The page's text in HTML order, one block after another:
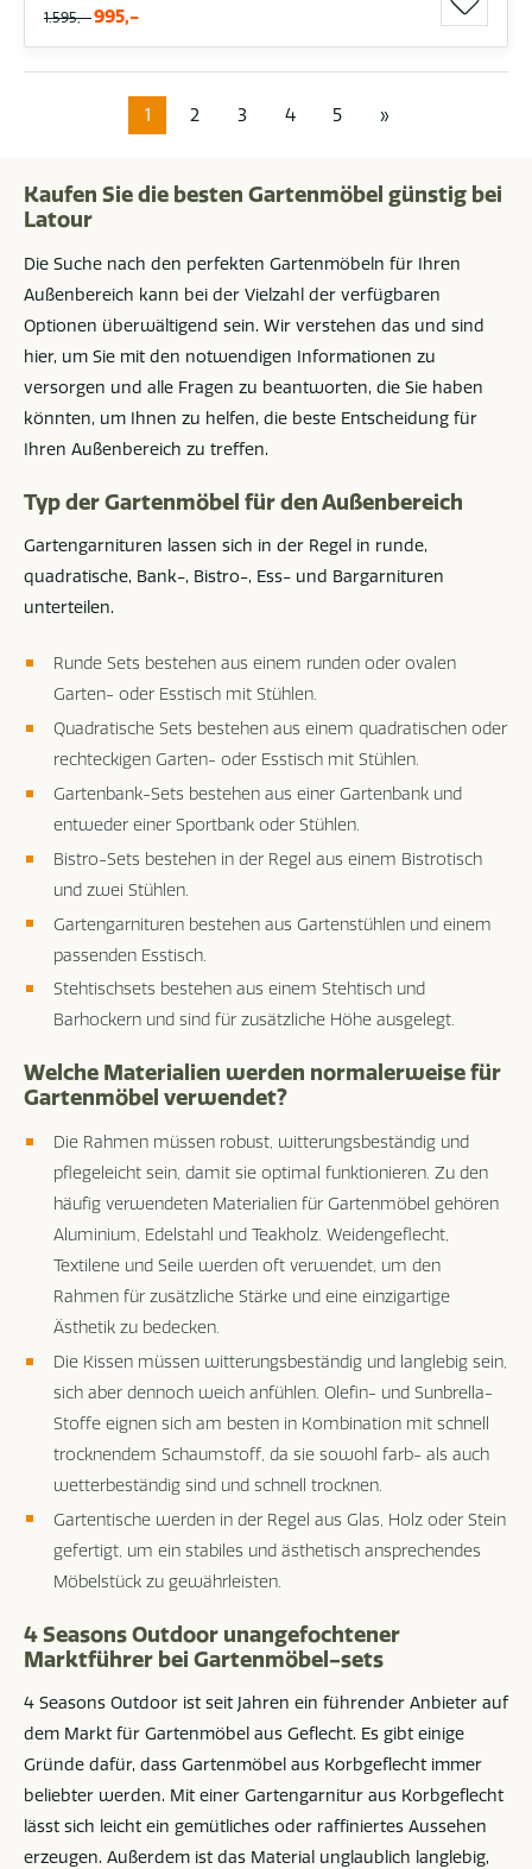
1.595,- 995,-
1 2 3 4 5 »
Kaufen Sie die besten Gartenmöbel günstig bei
Latour
Die Suche nach den perfekten Gartenmöbeln für Ihren
Außenbereich kann bei der Vielzahl der verfügbaren
Optionen überwältigend sein. Wir verstehen das und sind
hier, um Sie mit den notwendigen Informationen zu
versorgen und alle Fragen zu beantworten, die Sie haben
könnten, um Ihnen zu helfen, die beste Entscheidung für
Ihren Außenbereich zu treffen.
Typ der Gartenmöbel für den Außenbereich
Gartengarnituren lassen sich in der Regel in runde,
quadratische, Bank-, Bistro-, Ess- und Bargarnituren
unterteilen.
Runde Sets bestehen aus einem runden oder ovalen
Garten- oder Esstisch mit Stühlen.
Quadratische Sets bestehen aus einem quadratischen oder
rechteckigen Garten- oder Esstisch mit Stühlen.
Gartenbank-Sets bestehen aus einer Gartenbank und
entweder einer Sportbank oder Stühlen.
Bistro-Sets bestehen in der Regel aus einem Bistrotisch
und zwei Stühlen.
Gartengarnituren bestehen aus Gartenstühlen und einem
passenden Esstisch.
Stehtischsets bestehen aus einem Stehtisch und
Barhockern und sind für zusätzliche Höhe ausgelegt.
Welche Materialien werden normalerweise für
Gartenmöbel verwendet?
Die Rahmen müssen robust, witterungsbeständig und
pflegeleicht sein, damit sie optimal funktionieren. Zu den
häufig verwendeten Materialien für Gartenmöbel gehören
Aluminium, Edelstahl und Teakholz. Weidengeflecht,
Textilene und Seile werden oft verwendet, um den
Rahmen für zusätzliche Stärke und eine einzigartige
Ästhetik zu bedecken.
Die Kissen müssen witterungsbeständig und langlebig sein,
sich aber dennoch weich anfühlen. Olefin- und Sunbrella-
Stoffe eignen sich am besten in Kombination mit schnell
trocknendem Schaumstoff, da sie sowohl farb- als auch
wetterbeständig sind und schnell trocknen.
Gartentische werden in der Regel aus Glas, Holz oder Stein
gefertigt, um ein stabiles und ästhetisch ansprechendes
Möbelstück zu gewährleisten.
4 Seasons Outdoor unangefochtener
Marktführer bei Gartenmöbel-sets
4 Seasons Outdoor ist seit Jahren ein führender Anbieter auf
dem Markt für Gartenmöbel aus Geflecht. Es gibt einige
Gründe dafür, dass Gartenmöbel aus Korbgeflecht immer
beliebter werden. Mit einer Gartengarnitur aus Korbgeflecht
lässt sich leicht ein gemütliches oder raffiniertes Aussehen
erzeugen. Außerdem ist das Material unglaublich langlebig,